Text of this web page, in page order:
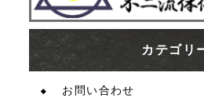
カテゴリ
お問い合わせ